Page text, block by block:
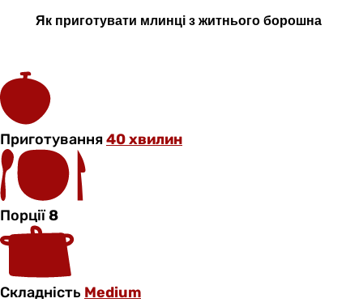
Як приготувати млинці з житнього борошна
Приготування40 хвилин
Порції8
Складність Medium